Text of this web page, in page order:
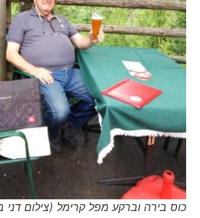
כוס בירה וברקע מפל קרימל (צילום דני בר)